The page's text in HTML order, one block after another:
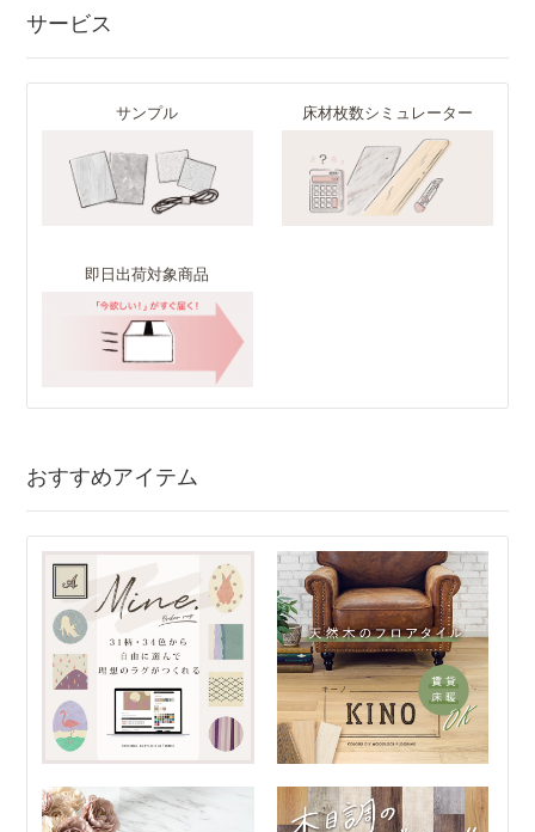
サービス
サンプル 床材枚数シミュレーター
即日出荷対象商品
おすすめアイテム